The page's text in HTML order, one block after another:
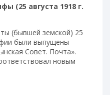
(25 августа 1918 г.
(бывшей земской) 25
были выпущены
Совет. Почта».
новым